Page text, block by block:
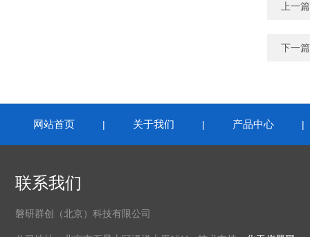
上一
下一
网站首页 | 关于我们 | 产品中心
联系我们
磐研群创（北京）科技有限公司